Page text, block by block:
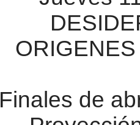
Finales de